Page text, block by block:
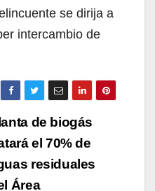
se dirija a
intercambio de
de biogás
el 70% de
residuales
Área